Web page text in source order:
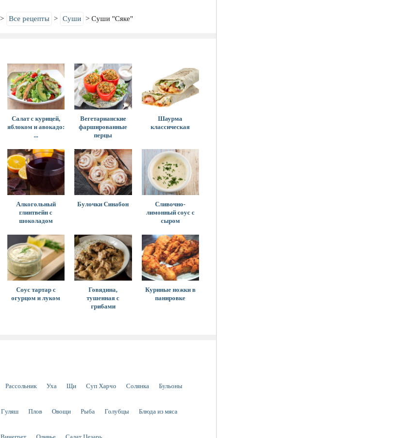
Все рецепты Суши Суши "Сяке"
Салат с курицей,
яблоком и авокадо:
...
Вегетарианские
фаршированные
перцы
Шаурма
классическая
Алкогольный
глинтвейн с
шоколадом
Булочки Синабон
Сливочно-
лимонный соус с
сыром
Соус тартар с
огурцом и луком
Говядина,
тушенная с
грибами
Куриные ножки в
панировке
Рассольник Уха Щи Суп Харчо Солянка Бульоны
Гуляш Плов Овощи Рыба Голубцы Блюда из мяса